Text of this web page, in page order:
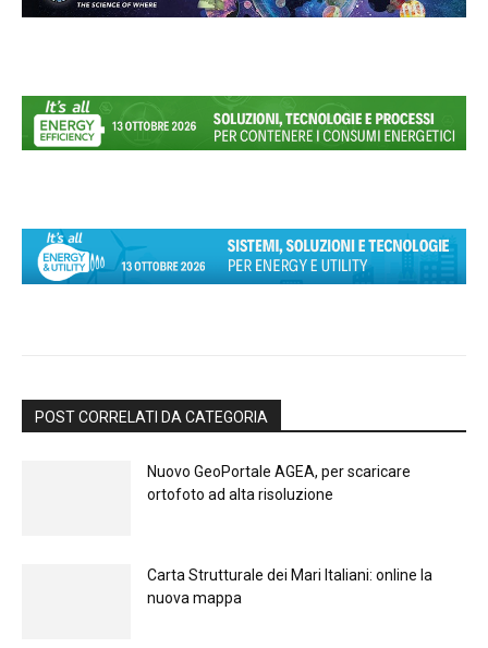
POST CORRELATI DA CATEGORIA
Nuovo GeoPortale AGEA, per scaricare
ortofoto ad alta risoluzione
Carta Strutturale dei Mari Italiani: online la
nuova mappa